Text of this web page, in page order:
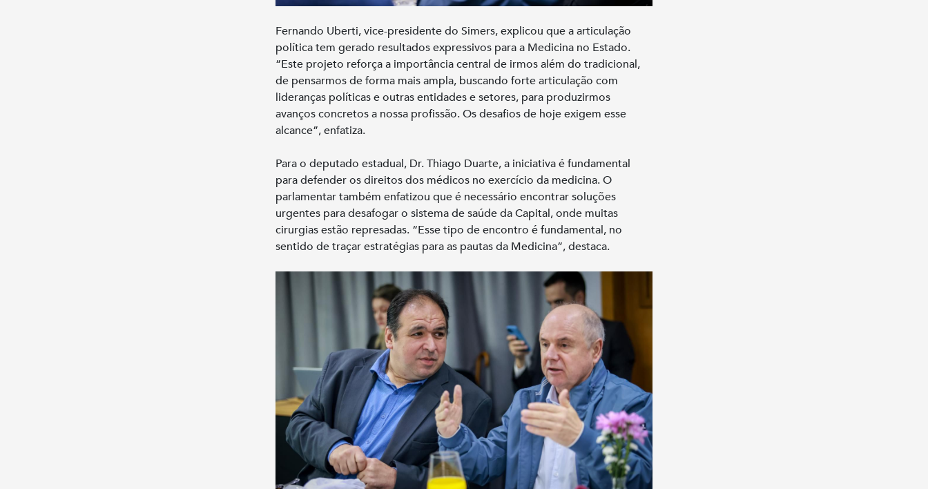
Fernando Uberti, vice-presidente do Simers, explicou que a articulação
política tem gerado resultados expressivos para a Medicina no Estado.
“Este projeto reforça a importância central de irmos além do tradicional,
de pensarmos de forma mais ampla, buscando forte articulação com
lideranças políticas e outras entidades e setores, para produzirmos
avanços concretos a nossa profissão. Os desafios de hoje exigem esse
alcance”, enfatiza.
Para o deputado estadual, Dr. Thiago Duarte, a iniciativa é fundamental
para defender os direitos dos médicos no exercício da medicina. O
parlamentar também enfatizou que é necessário encontrar soluções
urgentes para desafogar o sistema de saúde da Capital, onde muitas
cirurgias estão represadas. “Esse tipo de encontro é fundamental, no
sentido de traçar estratégias para as pautas da Medicina”, destaca.